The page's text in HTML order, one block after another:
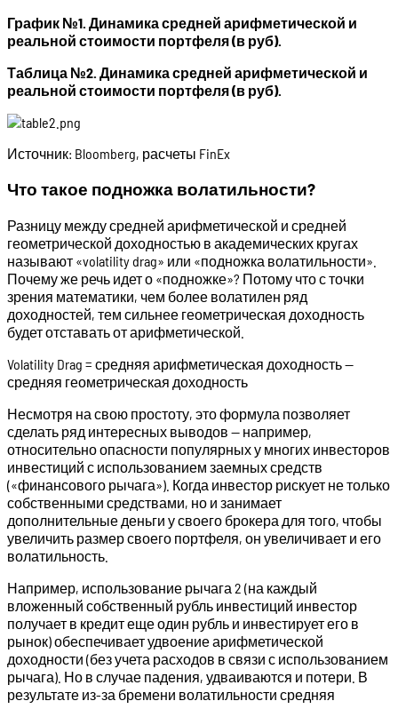
График №1. Динамика средней арифметической и
реальной стоимости портфеля (в руб).
Таблица №2. Динамика средней арифметической и
реальной стоимости портфеля (в руб).
Источник: Bloomberg, расчеты FinEx
Что такое подножка волатильности?
Разницу между средней арифметической и средней
геометрической доходностью в академических кругах
называют «volatility drag» или «подножка волатильности».
Почему же речь идет о «подножке»? Потому что с точки
зрения математики, чем более волатилен ряд
доходностей, тем сильнее геометрическая доходность
будет отставать от арифметической.
Volatility Drag = средняя арифметическая доходность —
средняя геометрическая доходность
Несмотря на свою простоту, это формула позволяет
сделать ряд интересных выводов — например,
относительно опасности популярных у многих инвесторов
инвестиций с использованием заемных средств
(«финансового рычага»). Когда инвестор рискует не только
собственными средствами, но и занимает
дополнительные деньги у своего брокера для того, чтобы
увеличить размер своего портфеля, он увеличивает и его
волатильность.
Например, использование рычага 2 (на каждый
вложенный собственный рубль инвестиций инвестор
получает в кредит еще один рубль и инвестирует его в
рынок) обеспечивает удвоение арифметической
доходности (без учета расходов в связи с использованием
рычага). Но в случае падения, удваиваются и потери. В
результате из-за бремени волатильности средняя